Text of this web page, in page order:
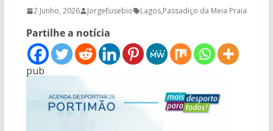
2 Junho, 2026 JorgeEusebio Lagos,Passadiço da Meia Praia
Partilhe a notícia
pub